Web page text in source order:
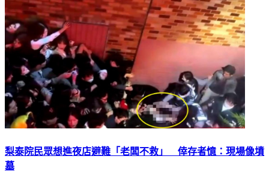
梨泰院民眾想進夜店避難「老闆不救」 倖存者憶：現場像墳
墓